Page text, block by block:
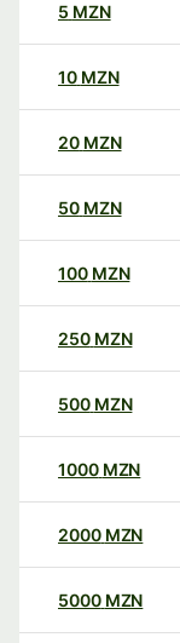
5 MZN
10 MZN
20 MZN
50 MZN
100 MZN
250 MZN
500 MZN
1000 MZN
2000 MZN
5000 MZN